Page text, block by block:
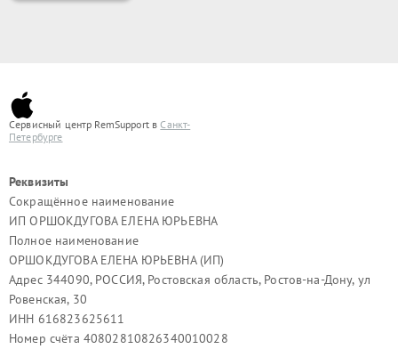
Сервисный центр RemSupport вСанкт-
Петербурге
Реквизиты
Сокращённое наименование
ИП ОРШОКДУГОВА ЕЛЕНА ЮРЬЕВНА
Полное наименование
ОРШОКДУГОВА ЕЛЕНА ЮРЬЕВНА (ИП)
Адрес 344090, РОССИЯ, Ростовская область, Ростов-на-Дону, ул
Ровенская, 30
ИНН 616823625611
Номер счёта 40802810826340010028